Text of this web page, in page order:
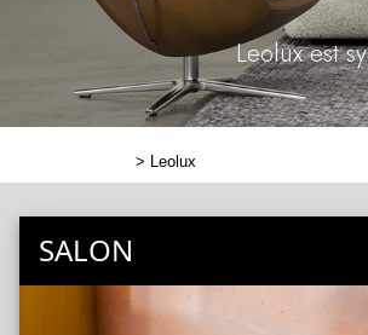
Leolux est
> Leolux
SALON